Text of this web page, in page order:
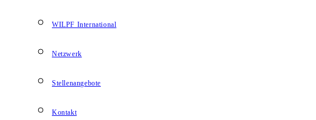
WILPF International
Netzwerk
Stellenangebote
Kontakt